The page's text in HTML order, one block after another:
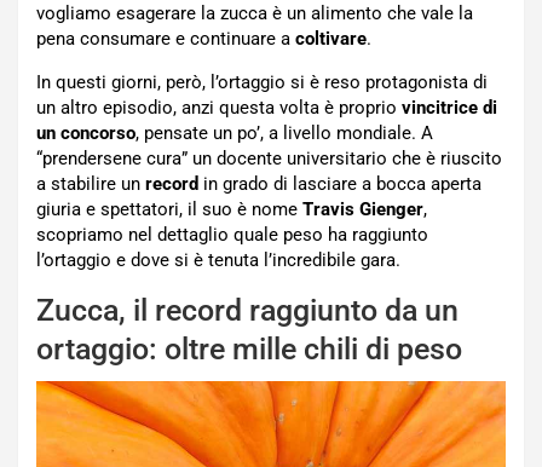
vogliamo esagerare la zucca è un alimento che vale la
pena consumare e continuare a coltivare.
In questi giorni, però, l’ortaggio si è reso protagonista di
un altro episodio, anzi questa volta è proprio vincitrice di
un concorso, pensate un po’, a livello mondiale. A
“prendersene cura” un docente universitario che è riuscito
a stabilire un record in grado di lasciare a bocca aperta
giuria e spettatori, il suo è nome Travis Gienger,
scopriamo nel dettaglio quale peso ha raggiunto
l’ortaggio e dove si è tenuta l’incredibile gara.
Zucca, il record raggiunto da un
ortaggio: oltre mille chili di peso